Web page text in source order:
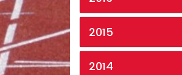
2015
2014